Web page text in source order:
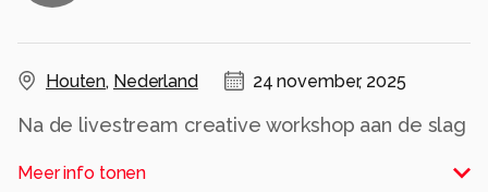
Houten, Nederland 24 november, 2025
Na de livestream creative workshop aan de slag
Zo makkelijk als Tom dat deed was wel even
Meer info tonen